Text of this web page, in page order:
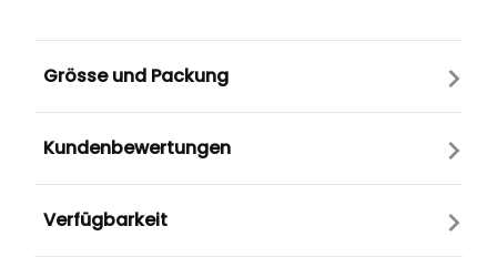
Grösse und Packung
Kundenbewertungen
Verfügbarkeit